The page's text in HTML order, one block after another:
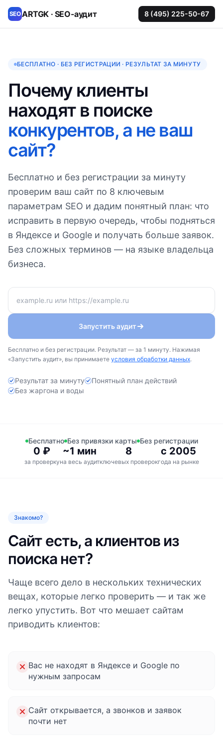
SEOARTGK · SEO-аудит 8 (495) 225-50-67
БЕСПЛАТНО · БЕЗ РЕГИСТРАЦИИ · РЕЗУЛЬТАТ ЗА МИНУТУ
Почему клиенты
находят в поиске
конкурентов, а не ваш
сайт?
Бесплатно и без регистрации за минуту
проверим ваш сайт по 8 ключевым
параметрам SEO и дадим понятный план: что
исправить в первую очередь, чтобы подняться
в Яндексе и Google и получать больше заявок.
Без сложных терминов — на языке владельца
бизнеса.
Запустить аудит
Бесплатно и без регистрации. Результат — за 1 минуту. Нажимая
«Запустить аудит», вы принимаете условия обработки данных.
Результат за минуту
Понятный план действий
Без жаргона и воды
Бесплатно Без привязки карты Без регистрации
0 ₽
за проверку
~1 мин
на весь аудит
8
ключевых проверок
с 2005
года на рынке
Знакомо?
Сайт есть, а клиентов из
поиска нет?
Чаще всего дело в нескольких технических
вещах, которые легко проверить — и так же
легко упустить. Вот что мешает сайтам
приводить клиентов:
Вас не находят в Яндексе и Google по
нужным запросам
Сайт открывается, а звонков и заявок
почти нет